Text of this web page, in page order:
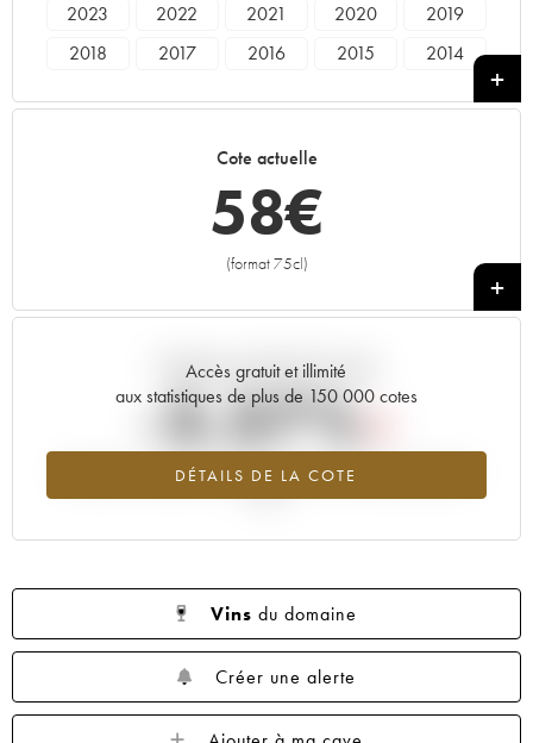
2023 2022 2021 2020
2019
2018
2017 2016 2015
2014
Cote actuelle
58€
(format 75cl)
+
Accès gratuit et illimité
aux statistiques de plus de 150 000 cotes
DÉTAILS DE LA COTE
Tendance actuelle de la cote
-3.37%
Tendance à la baisse du millésime 2007 en 2026 par rapport à
Vins du domaine
Créer une alerte